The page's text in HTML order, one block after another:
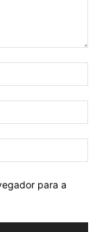
para a